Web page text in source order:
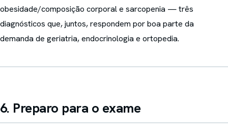
obesidade/composição corporal e sarcopenia — três
diagnósticos que, juntos, respondem por boa parte da
demanda de geriatria, endocrinologia e ortopedia.
6. Preparo para o exame